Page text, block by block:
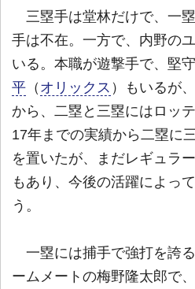
三塁手は堂林だけで、一
手は不在。一方で、内野の
いる。本職が遊撃手で、堅
平 （ オリックス ）もいるが
から、二塁と三塁にはロッ
17年までの実績から二塁に
を置いたが、まだレギュラ
もあり、今後の活躍によっ
う。
一塁には捕手で強打を誇
ームメートの梅野隆太郎で